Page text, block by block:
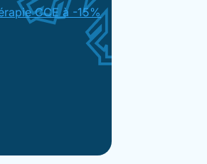
CCE à -15%